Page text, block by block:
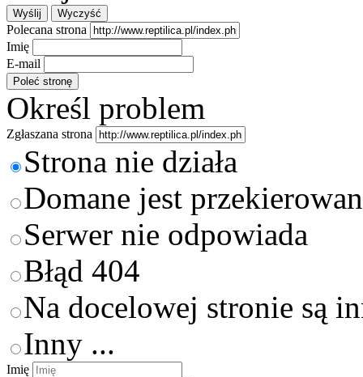
Polecana strona
Imię
E-mail
Określ problem
Zgłaszana strona
Strona nie działa
Domane jest
Serwer nie odpowiada
Błąd 404
Na docelowej stronie są
Inny ...
Imię